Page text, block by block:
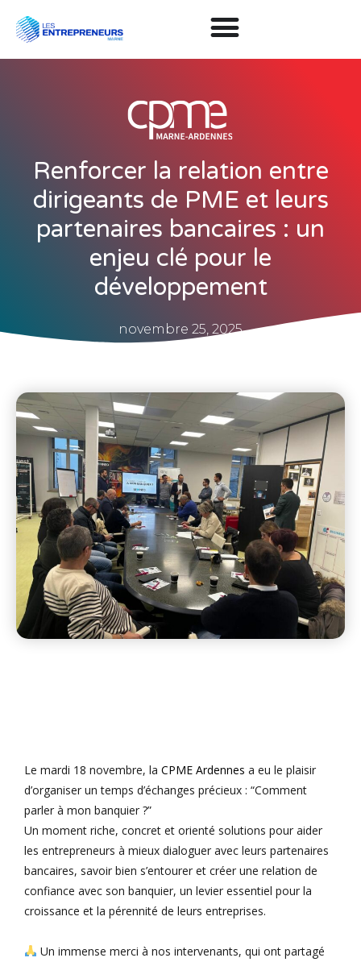
Renforcer la relation entre
dirigeants de PME et leurs
partenaires bancaires : un
enjeu clé pour le
développement
novembre 25, 2025
Le mardi 18 novembre, la CPME Ardennes a eu le plaisir
d’organiser un temps d’échanges précieux : “Comment
parler à mon banquier ?”
Un moment riche, concret et orienté solutions pour aider
les entrepreneurs à mieux dialoguer avec leurs partenaires
bancaires, savoir bien s’entourer et créer une relation de
confiance avec son banquier, un levier essentiel pour la
croissance et la pérennité de leurs entreprises.
Un immense merci à nos intervenants, qui ont partagé